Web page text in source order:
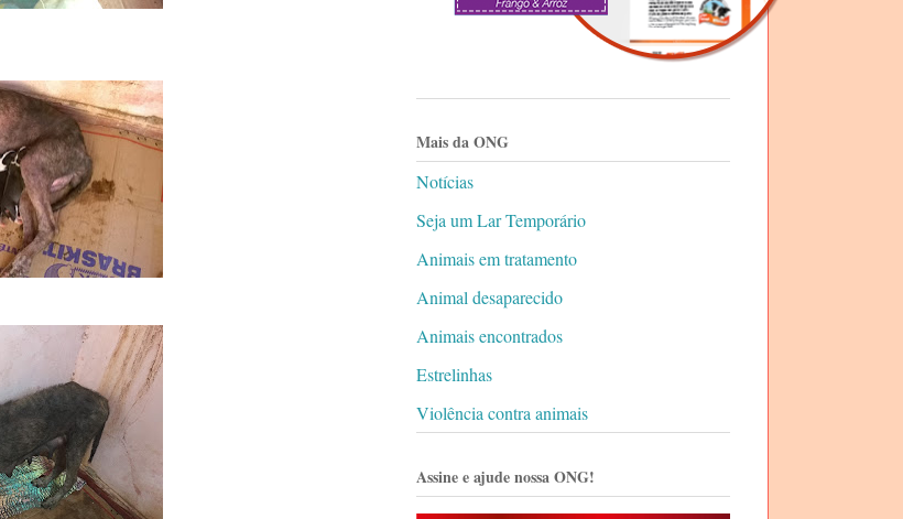
Mais da ONG
Notícias
Seja um Lar Temporário
Animais em tratamento
Animal desaparecido
Animais encontrados
Estrelinhas
Violência contra animais
Assine e ajude nossa ONG!